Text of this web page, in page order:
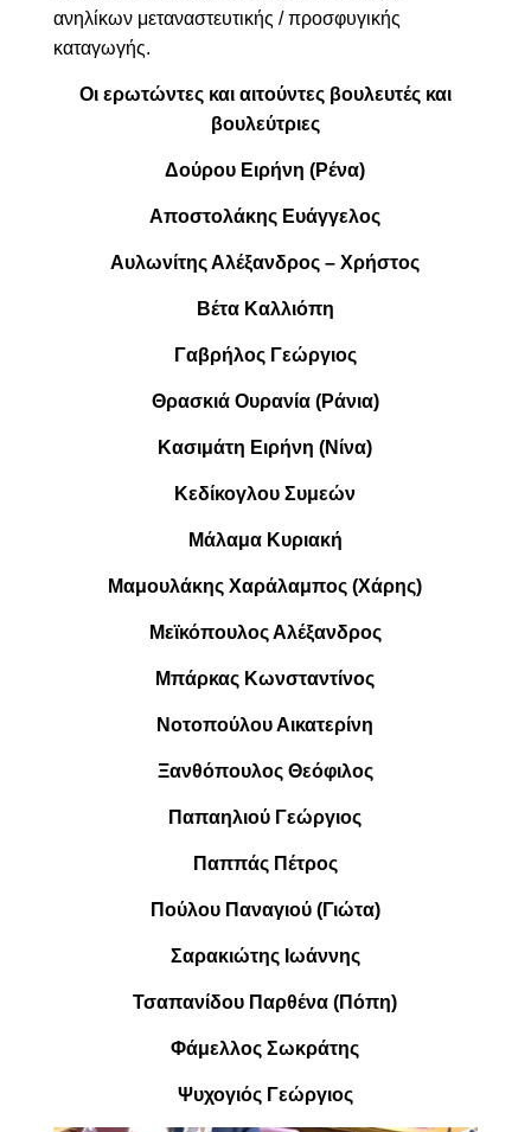
ανηλίκων μεταναστευτικής / προσφυγικής
καταγωγής.
Οι ερωτώντες και αιτούντες βουλευτές και
βουλεύτριες
Δούρου Ειρήνη (Ρένα)
Αποστολάκης Ευάγγελος
Αυλωνίτης Αλέξανδρος – Χρήστος
Βέτα Καλλιόπη
Γαβρήλος Γεώργιος
Θρασκιά Ουρανία (Ράνια)
Κασιμάτη Ειρήνη (Νίνα)
Κεδίκογλου Συμεών
Μάλαμα Κυριακή
Μαμουλάκης Χαράλαμπος (Χάρης)
Μεϊκόπουλος Αλέξανδρος
Μπάρκας Κωνσταντίνος
Νοτοπούλου Αικατερίνη
Ξανθόπουλος Θεόφιλος
Παπαηλιού Γεώργιος
Παππάς Πέτρος
Πούλου Παναγιού (Γιώτα)
Σαρακιώτης Ιωάννης
Τσαπανίδου Παρθένα (Πόπη)
Φάμελλος Σωκράτης
Ψυχογιός Γεώργιος